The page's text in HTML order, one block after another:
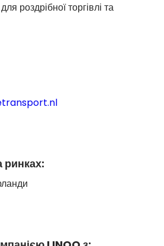
роздрібної торгівлі та
ринках: